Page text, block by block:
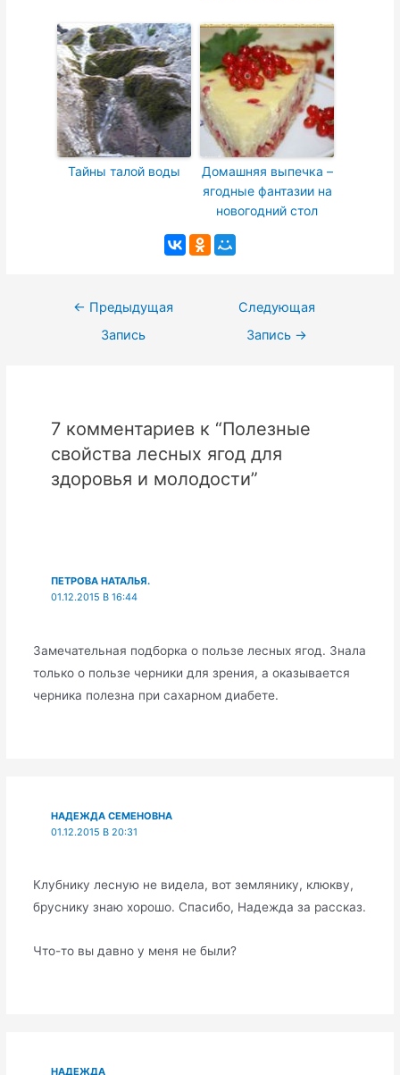
Тайны талой воды
Домашняя выпечка –
ягодные фантазии на
новогодний стол
Навигация
← Предыдущая
Запись
Следующая
Запись →
7 комментариев к “Полезные
свойства лесных ягод для
здоровья и молодости”
ПЕТРОВА НАТАЛЬЯ.
01.12.2015 В 16:44
Замечательная подборка о пользе лесных ягод. Знала
только о пользе черники для зрения, а оказывается
черника полезна при сахарном диабете.
НАДЕЖДА СЕМЕНОВНА
01.12.2015 В 20:31
Клубнику лесную не видела, вот землянику, клюкву,
бруснику знаю хорошо. Спасибо, Надежда за рассказ.
Что-то вы давно у меня не были?
НАДЕЖДА